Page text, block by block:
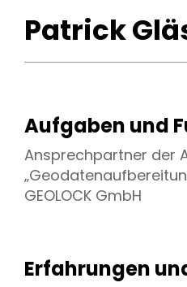
Patrick
Aufgaben und
Ansprechpartner der
GEOLOCK GmbH
Erfahrungen